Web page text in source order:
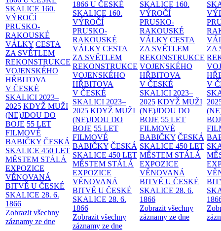
SKALICE 160.
VÝROČÍ
PRUSKO-
RAKOUSKÉ
VÁLKY CESTA
ZA SVĚTLEM
REKONSTRUKCE
VOJENSKÉHO
HŘBITOVA
V ČESKÉ
SKALICI 2023–
2025 KDYŽ MUŽI
(NE)JDOU DO
BOJE 55 LET
FILMOVÉ
BABIČKY ČESKÁ
SKALICE 450 LET
MĚSTEM STÁLÁ
EXPOZICE
VĚNOVANÁ
BITVĚ U ČESKÉ
SKALICE 28. 6.
1866
Zobrazit všechny
záznamy ze dne
1866 U ČESKÉ
SKALICE 160.
VÝROČÍ
PRUSKO-
RAKOUSKÉ
VÁLKY CESTA
ZA SVĚTLEM
REKONSTRUKCE
VOJENSKÉHO
HŘBITOVA
V ČESKÉ
SKALICI 2023–
2025 KDYŽ MUŽI
(NE)JDOU DO
BOJE 55 LET
FILMOVÉ
BABIČKY ČESKÁ
SKALICE 450 LET
MĚSTEM STÁLÁ
EXPOZICE
VĚNOVANÁ
BITVĚ U ČESKÉ
SKALICE 28. 6.
1866
Zobrazit všechny
záznamy ze dne
SKALICE 160.
VÝROČÍ
PRUSKO-
RAKOUSKÉ
VÁLKY CESTA
ZA SVĚTLEM
REKONSTRUKCE
VOJENSKÉHO
HŘBITOVA
V ČESKÉ
SKALICI 2023–
2025 KDYŽ MUŽI
(NE)JDOU DO
BOJE 55 LET
FILMOVÉ
BABIČKY ČESKÁ
SKALICE 450 LET
MĚSTEM STÁLÁ
EXPOZICE
VĚNOVANÁ
BITVĚ U ČESKÉ
SKALICE 28. 6.
1866
Zobrazit všechny
záznamy ze dne
ZA
V